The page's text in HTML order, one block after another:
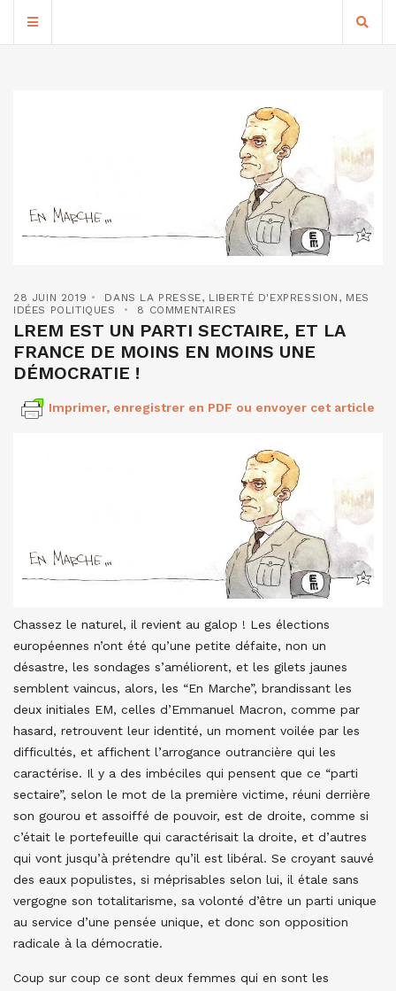
28 JUIN 2019 DANS LA PRESSE, LIBERTÉ D'EXPRESSION , MES
IDÉES POLITIQUES
8 COMMENTAIRES
LREM EST UN PARTI SECTAIRE, ET LA
FRANCE DE MOINS EN MOINS UNE
DÉMOCRATIE !
Imprimer, enregistrer en PDF ou envoyer cet article
Chassez le naturel, il revient au galop ! Les élections
européennes n’ont été qu’une petite défaite, non un
désastre, les sondages s’améliorent, et les gilets jaunes
semblent vaincus, alors, les “En Marche”, brandissant les
deux initiales EM, celles d’Emmanuel Macron, comme par
hasard, retrouvent leur identité, un moment voilée par les
difficultés, et affichent l’arrogance outrancière qui les
caractérise. Il y a des imbéciles qui pensent que ce “parti
sectaire”, selon le mot de la première victime, réuni derrière
son gourou et assoiffé de pouvoir, est de droite, comme si
c’était le portefeuille qui caractérisait la droite, et d’autres
qui vont jusqu’à prétendre qu’il est libéral. Se croyant sauvé
des eaux populistes, si méprisables selon lui, il étale sans
vergogne son totalitarisme, sa volonté d’être un parti unique
au service d’une pensée unique, et donc son opposition
radicale à la démocratie.
Coup sur coup ce sont deux femmes qui en sont les